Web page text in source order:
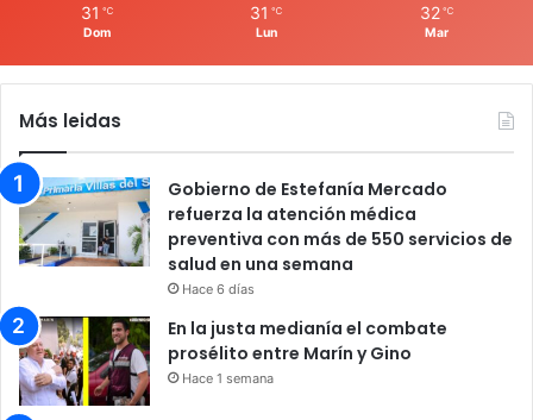
31 ℃
Dom
31 ℃
Lun
32 ℃
Mar
Más leidas
Gobierno de Estefanía Mercado
refuerza la atención médica
preventiva con más de 550 servicios de
salud en una semana
Hace 6 días
En la justa medianía el combate
prosélito entre Marín y Gino
Hace 1 semana